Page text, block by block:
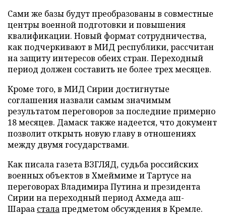
Сами же базы будут преобразованы в совместные
центры военной подготовки и повышения
квалификации. Новый формат сотрудничества,
как подчеркивают в МИД республики, рассчитан
на защиту интересов обеих стран. Переходный
период должен составить не более трех месяцев.
Кроме того, в МИД Сирии достигнутые
соглашения назвали самым значимым
результатом переговоров за последние примерно
18 месяцев. Дамаск также надеется, что документ
позволит открыть новую главу в отношениях
между двумя государствами.
Как писала газета ВЗГЛЯД, судьба российских
военных объектов в Хмеймиме и Тартусе на
переговорах Владимира Путина и президента
Сирии на переходный период Ахмеда аш-
Шараа сталапредметом обсуждения в Кремле.